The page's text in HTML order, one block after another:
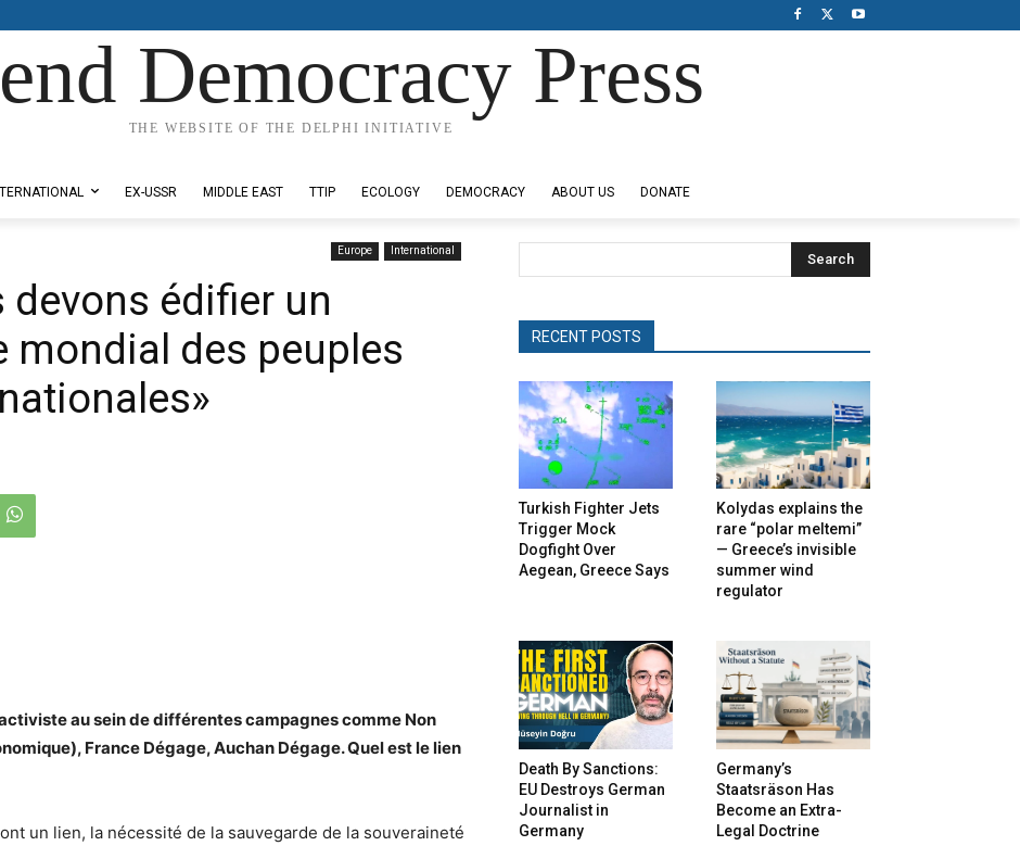
Democracy Press
THE WEBSITE OF THE DELPHI INITIATIVE
EX-USSR MIDDLE EAST TTIP ECOLOGY DEMOCRACY ABOUT US DONATE
Europe International
devons édifier un
mondial des peuples
au sein de différentes campagnes comme Non
France Dégage, Auchan Dégage. Quel est le lien
un lien, la nécessité de la sauvegarde de la souveraineté
Search
RECENT POSTS
Turkish Fighter Jets
Trigger Mock
Dogfight Over
Aegean, Greece Says
Kolydas explains the
rare “polar meltemi”
— Greece’s invisible
summer wind
regulator
Death By Sanctions:
EU Destroys German
Journalist in
Germany
Germany’s
Staatsräson Has
Become an Extra-
Legal Doctrine